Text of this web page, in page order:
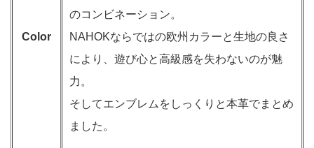
Color
のコンビネーション。
NAHOKならではの欧州カラーと生地の良さ
により、遊び心と高級感を失わないのが魅
力。
そしてエンブレムをしっくりと本革でまとめ
ました。